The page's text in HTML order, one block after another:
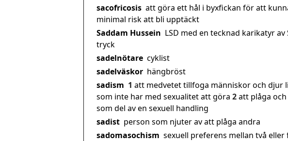
sacofricosis att göra ett hål i byxfickan för att
minimal risk att bli upptäckt
Saddam Hussein LSD med en tecknad karikatyr
tryck
sadelnötare cyklist
sadelväskor hängbröst
sadism 1 att medvetet tillfoga människor och djur
som inte har med sexualitet att göra 2att plåga
som del av en sexuell handling
sadist person som njuter av att plåga andra
sadomasochism sexuell preferens mellan två